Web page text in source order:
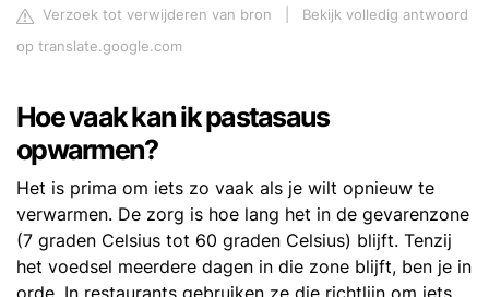
Verzoek tot verwijderen van bron
Bekijk volledig antwoord
op translate.google.com
Hoe vaak kan ik pastasaus
opwarmen?
Het is prima om iets zo vaak als je wilt opnieuw te
verwarmen. De zorg is hoe lang het in de gevarenzone
(7 graden Celsius tot 60 graden Celsius) blijft. Tenzij
het voedsel meerdere dagen in die zone blijft, ben je in